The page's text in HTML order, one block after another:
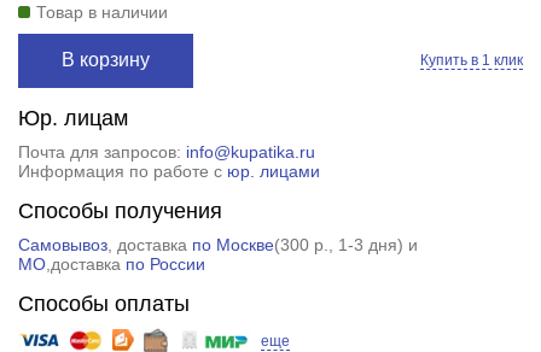
Товар в наличии
В корзину Купить в 1 клик
Юр. лицам
Почта для запросов: info@kupatika.ru
Информация по работе с юр. лицами
Способы получения
Самовывоз, доставка по Москве(300 р.
, 1-3 дня) и
МО,доставка по России
Способы оплаты
еще